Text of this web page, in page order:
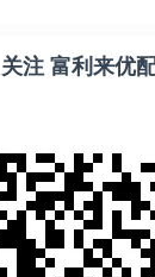
关注 富利来优